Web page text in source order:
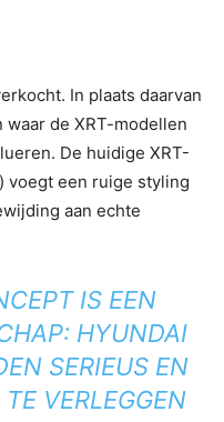
In plaats daarvan
de XRT-modellen
De huidige XRT-
voegt een ruige styling
aan echte
IS EEN
HYUNDAI
SERIEUS EN
VERLEGGEN